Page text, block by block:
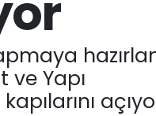
Yapı